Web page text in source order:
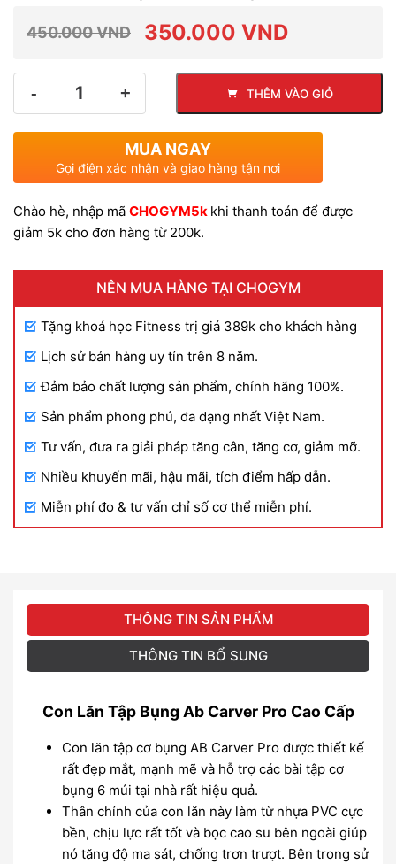
dựa trên
đánh giá
450.000VND
gốc
450.000 VND.
350.000 VND
hiện
là:
350.000 VND.
THÊM VÀO GIỎ
MUA NGAY
Gọi điện xác nhận và giao hàng tận nơi
Chào hè, nhập mã CHOGYM5k khi thanh toán để được
giảm 5k cho đơn hàng từ 200k.
NÊN MUA HÀNG TẠI CHOGYM
Tặng khoá học Fitness trị giá 389k cho khách hàng
Lịch sử bán hàng uy tín trên 8 năm.
Đảm bảo chất lượng sản phẩm, chính hãng 100%.
Sản phẩm phong phú, đa dạng nhất Việt Nam.
Tư vấn, đưa ra giải pháp tăng cân, tăng cơ, giảm mỡ.
Nhiều khuyến mãi, hậu mãi, tích điểm hấp dẫn.
Miễn phí đo & tư vấn chỉ số cơ thể miễn phí.
THÔNG TIN SẢN PHẨM
THÔNG TIN BỔ SUNG
Con Lăn Tập Bụng Ab Carver Pro Cao Cấp
Con lăn tập cơ bụng AB Carver Pro được thiết kế
rất đẹp mắt, mạnh mẽ và hỗ trợ các bài tập cơ
bụng 6 múi tại nhà rất hiệu quả.
Thân chính của con lăn này làm từ nhựa PVC cực
bền, chịu lực rất tốt và bọc cao su bên ngoài giúp
nó tăng độ ma sát, chống trơn trượt. Bên trong sử